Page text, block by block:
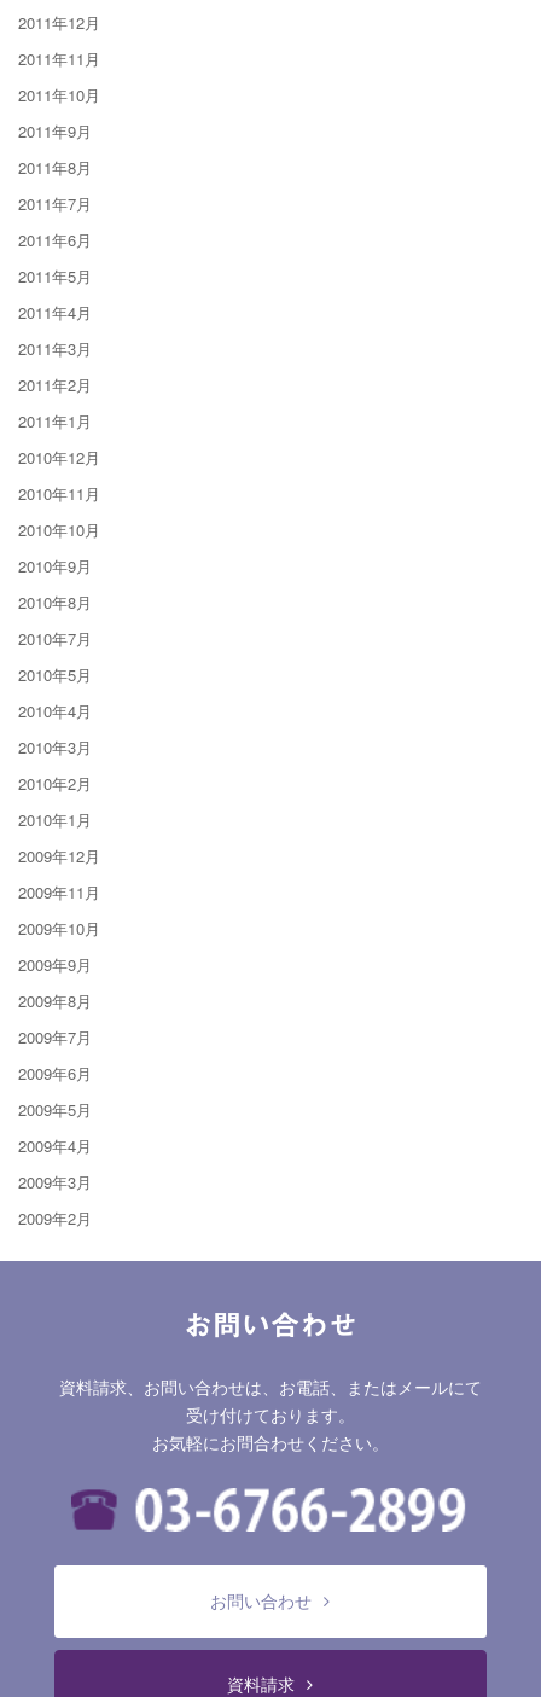
2011年12月
2011年11月
2011年10月
2011年9月
2011年8月
2011年7月
2011年6月
2011年5月
2011年4月
2011年3月
2011年2月
2011年1月
2010年12月
2010年11月
2010年10月
2010年9月
2010年8月
2010年7月
2010年5月
2010年4月
2010年3月
2010年2月
2010年1月
2009年12月
2009年11月
2009年10月
2009年9月
2009年8月
2009年7月
2009年6月
2009年5月
2009年4月
2009年3月
2009年2月
お問い合わせ
資料請求、お問い合わせは、お電話、またはメールにて
受け付けております。
お気軽にお問合わせください。
お問い合わせ
資料請求